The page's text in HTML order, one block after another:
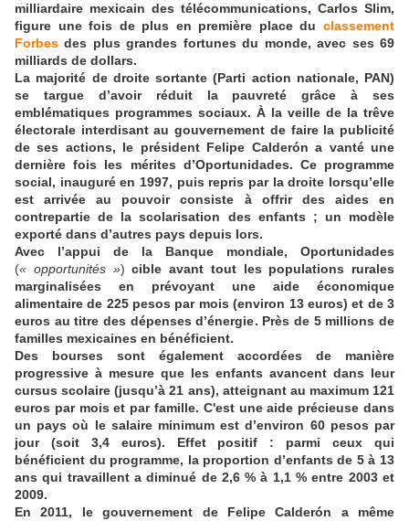
milliardaire mexicain des télécommunications, Carlos Slim,
figure une fois de plus en première place du classement
Forbes des plus grandes fortunes du monde, avec ses 69
milliards de dollars.
La majorité de droite sortante (Parti action nationale, PAN)
se targue d’avoir réduit la pauvreté grâce à ses
emblématiques programmes sociaux. À la veille de la trêve
électorale interdisant au gouvernement de faire la publicité
de ses actions, le président Felipe Calderón a vanté une
dernière fois les mérites d’Oportunidades. Ce programme
social, inauguré en 1997, puis repris par la droite lorsqu’elle
est arrivée au pouvoir consiste à offrir des aides en
contrepartie de la scolarisation des enfants ; un modèle
exporté dans d’autres pays depuis lors.
Avec l’appui de la Banque mondiale, Oportunidades
(« opportunités »)cible avant tout les populations rurales
marginalisées en prévoyant une aide économique
alimentaire de 225 pesos par mois (environ 13 euros) et de 3
euros au titre des dépenses d’énergie. Près de 5 millions de
familles mexicaines en bénéficient.
Des bourses sont également accordées de manière
progressive à mesure que les enfants avancent dans leur
cursus scolaire (jusqu’à 21 ans), atteignant au maximum 121
euros par mois et par famille. C'est une aide précieuse dans
un pays où le salaire minimum est d’environ 60 pesos par
jour (soit 3,4 euros). Effet positif : parmi ceux qui
bénéficient du programme, la proportion d’enfants de 5 à 13
ans qui travaillent a diminué de 2,6 % à 1,1 % entre 2003 et
2009.
En 2011, le gouvernement de Felipe Calderón a même